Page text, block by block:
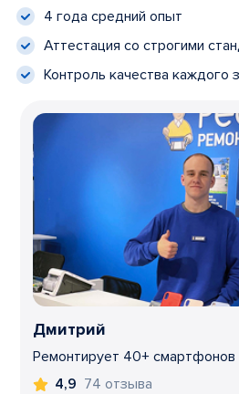
4 года средний опыт
Аттестация со строгими
Контроль качества каждого
Дмитрий
Ремонтирует 40+ смартфонов
4,9 74 отзыва